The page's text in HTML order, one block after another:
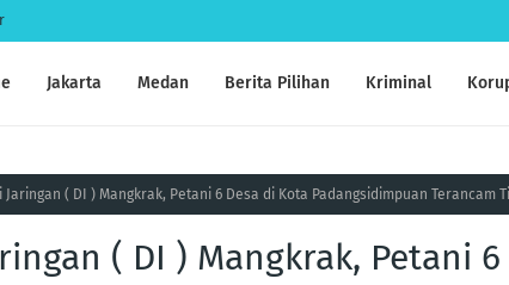
Jakarta Medan Berita Pilihan Kriminal
Jaringan ( DI ) Mangkrak, Petani 6 Desa di Kota Padangsidimpuan Terancam
( DI ) Mangkrak, Petani